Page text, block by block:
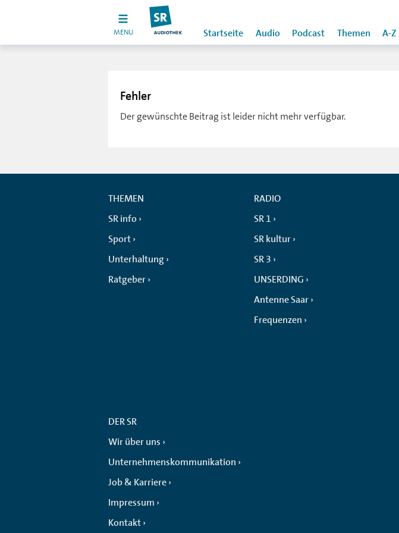
MENU Startseite Audio Podcast Themen A-Z
Fehler
Der gewünschte Beitrag ist leider nicht mehr verfügbar.
THEMEN
SR info
Sport
Unterhaltung
Ratgeber
RADIO
SR 1
SR kultur
SR 3
UNSERDING
Antenne Saar
Frequenzen
DER SR
Wir über uns
Unternehmenskommunikation
Job & Karriere
Impressum
Kontakt